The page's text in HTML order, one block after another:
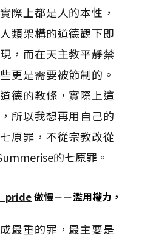
際上都是人的本性，
類架構的道德觀下即
，而在天主教平靜禁
更是需要被節制的。
德的教條，實際上這
所以我想再用自己的
原罪，不從宗教改從
的七原罪。
傲慢－－濫用權力，
最重的罪，最主要是